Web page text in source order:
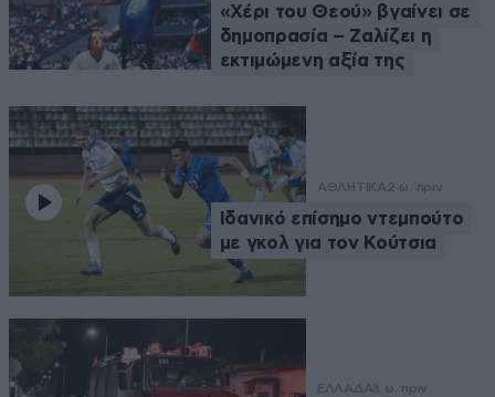
«Χέρι του Θεού» βγαίνει σε
δημοπρασία – Ζαλίζει η
εκτιμώμενη αξία της
ΑΘΛΗΤΙΚΑ2 ω. πριν
Ιδανικό επίσημο ντεμπούτο
με γκολ για τον Κούτσια
ΕΛΛΑΔΑ3 ω. πριν